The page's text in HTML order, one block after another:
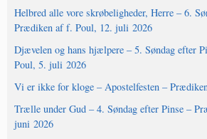
Helbred alle vore skrøbeligheder, Herre – 6.
Prædiken af f. Poul, 12. juli 2026
Djævelen og hans hjælpere – 5. Søndag efter
Poul, 5. juli 2026
Vi er ikke for kloge – Apostelfesten –
Trælle under Gud – 4. Søndag efter Pinse –
juni 2026